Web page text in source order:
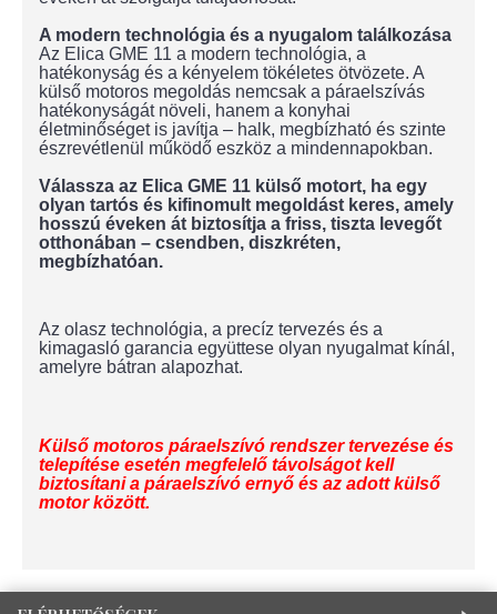
A modern technológia és a nyugalom találkozása
Az Elica GME 11 a modern technológia, a
hatékonyság és a kényelem tökéletes ötvözete. A
külső motoros megoldás nemcsak a páraelszívás
hatékonyságát növeli, hanem a konyhai
életminőséget is javítja – halk, megbízható és szinte
észrevétlenül működő eszköz a mindennapokban.
Válassza az Elica GME 11 külső motort, ha egy
olyan tartós és kifinomult megoldást keres, amely
hosszú éveken át biztosítja a friss, tiszta levegőt
otthonában – csendben, diszkréten,
megbízhatóan.
Az olasz technológia, a precíz tervezés és a
kimagasló garancia együttese olyan nyugalmat kínál,
amelyre bátran alapozhat.
Külső motoros páraelszívó rendszer tervezése és
telepítése esetén megfelelő távolságot kell
biztosítani a páraelszívó ernyő és az adott külső
motor között.